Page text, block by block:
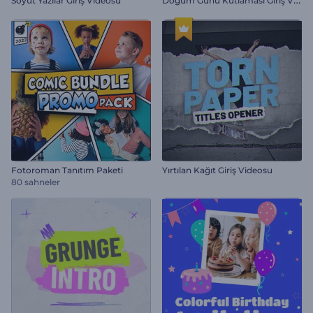
Fotoroman Tanıtım Paketi
80 sahneler
Yırtılan Kağıt Giriş Videosu